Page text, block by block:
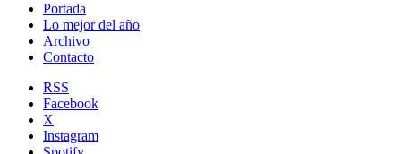
Portada
Lo mejor del año
Archivo
Contacto
RSS
Facebook
X
Instagram